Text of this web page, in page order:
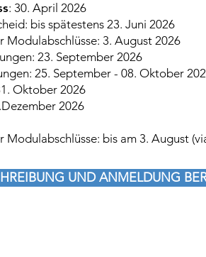
: 30. April 2026
bis spätestens 23. Juni 2026
Modulabschlüsse: 3. August 2026
23. September 2026
25. September - 08. Oktober
Oktober 2026
2026
Modulabschlüsse: bis am 3. August
UND ANMELDUNG